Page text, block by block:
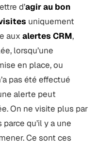
d’agir au bon
uniquement
aux alertes CRM,
lorsqu’une
en place, ou
pas été effectué
alerte peut
On ne visite plus par
qu’il y a une
Ce sont ces